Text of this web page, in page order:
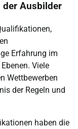
der Ausbilder
Erfahrung im
Viele
Wettbewerben
der Regeln und
haben die